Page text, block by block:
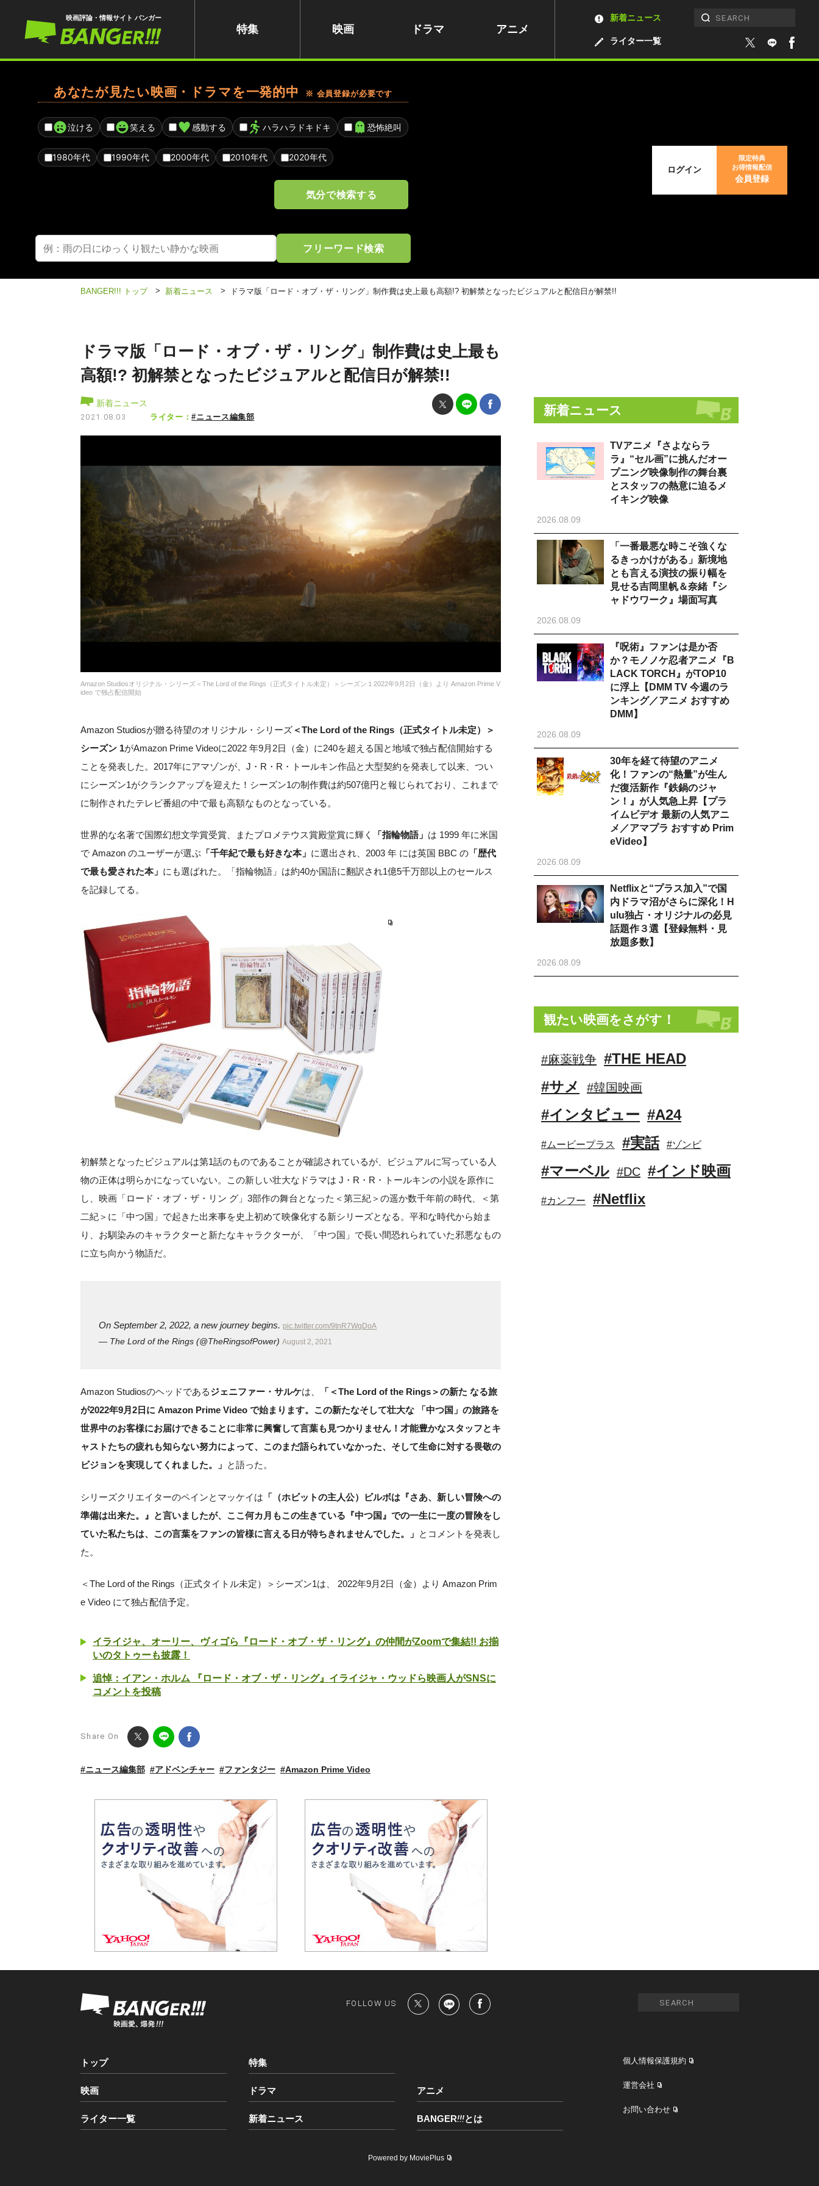
映画評論・情報サイト バンガー
特集 映画 ドラマ アニメ
ライター一覧
新着ニュース
あなたが見たい映画・ドラマを一発的中 ※ 会員登録が必要です
泣ける 笑える 感動する ハラハラドキドキ 恐怖絶叫
1980年代 1990年代 2000年代 2010年代 2020年代
気分で検索する
フリーワード検索
ログイン
限定特典
お得情報配信
会員登録
BANGER!!! トップ > 新着ニュース > ドラマ版「ロード・オブ・ザ・リング」制作費は史上最も高額!? 初解禁となったビジュアルと配信日が解禁!!
ドラマ版「ロード・オブ・ザ・リング」制作費は史上最も
高額!? 初解禁となったビジュアルと配信日が解禁!!
新着ニュース
2021.08.03 ライター：#ニュース編集部
Amazon Studiosオリジナル・シリーズ＜The Lord of the Rings（正式タイトル未定）＞シーズン１2022年9月2日（金）より Amazon Prime V
ideo で独占配信開始
Amazon Studiosが贈る待望のオリジナル・シリーズ＜The Lord of the Rings（正式タイトル未定）＞
シーズン 1がAmazon Prime Videoに2022 年9月2日（金）に240を超える国と地域で独占配信開始する
ことを発表した。2017年にアマゾンが、J・R・R・トールキン作品と大型契約を発表して以来、つい
にシーズン1がクランクアップを迎えた！シーズン1の制作費は約507億円と報じられており、これまで
に制作されたテレビ番組の中で最も高額なものとなっている。
世界的な名著で国際幻想文学賞受賞、またプロメテウス賞殿堂賞に輝く 「指輪物語」 は 1999 年に米国
で Amazon のユーザーが選ぶ 「千年紀で最も好きな本」 に選出され、2003 年 には英国 BBC の 「歴代
で最も愛された本」 にも選ばれた。「指輪物語」は約40か国語に翻訳され1億5千万部以上のセールス
を記録してる。
初解禁となったビジュアルは第1話のものであることが確認されているが、ビジュアルに写っている人
物の正体は明らかになっていない。この新しい壮大なドラマは J・R・R・トールキンの小説を原作に
し、映画「ロード・オブ・ザ・リン グ」3部作の舞台となった＜第三紀＞の遥か数千年前の時代、＜第
二紀＞に「中つ国」で起きた出来事を史上初めて映像化する新シリーズとなる。平和な時代から始ま
り、お馴染みのキャラクターと新たなキャラクターが、「中つ国」で長い間恐れられていた邪悪なもの
に立ち向かう物語だ。
On September 2, 2022, a new journey begins. pic.twitter.com/9tnR7WqDoA
— The Lord of the Rings (@TheRingsofPower) August 2, 2021
Amazon Studiosのヘッドであるジェニファー・サルケは、
「＜The Lord of the Rings＞の新た なる旅
が2022年9月2日に Amazon Prime Video で始まります。この新たなそして壮大な 「中つ国」の旅路を
世界中のお客様にお届けできることに非常に興奮して言葉も見つかりません！才能豊かなスタッフとキ
ャストたちの疲れも知らない努力によって、このまだ語られていなかった、そして生命に対する畏敬の
ビジョンを実現してくれました。」 と語った。
シリーズクリエイターのペインとマッケイは 「（ホビットの主人公）ビルボは『さあ、新しい冒険への
準備は出来た。』と言いましたが、ここ何カ月もこの生きている『中つ国』での一生に一度の冒険をし
ていた私たちは、この言葉をファンの皆様に言える日が待ちきれませんでした。」 とコメントを発表し
た。
＜The Lord of the Rings（正式タイトル未定）＞シーズン1は、 2022年9月2日（金）より Amazon Prim
e Video にて独占配信予定。
イライジャ、オーリー、ヴィゴら『ロード・オブ・ザ・リング』の仲間がZoomで集結!! お揃
いのタトゥーも披露！
追悼：イアン・ホルム 『ロード・オブ・ザ・リング』イライジャ・ウッドら映画人がSNSに
コメントを投稿
Share On
#ニュース編集部 #アドベンチャー #ファンタジー #Amazon Prime Video
新着ニュース
TVアニメ『さよならラ
ラ』“セル画”に挑んだオー
プニング映像制作の舞台裏
とスタッフの熱意に迫るメ
イキング映像
2026.08.09
「一番最悪な時こそ強くな
るきっかけがある」新境地
とも言える演技の振り幅を
見せる吉岡里帆＆奈緒『シ
ャドウワーク』場面写真
2026.08.09
『呪術』ファンは是か否
か？モノノケ忍者アニメ『B
LACK TORCH』がTOP10
に浮上【DMM TV 今週のラ
ンキング／アニメ おすすめ
DMM】
2026.08.09
30年を経て待望のアニメ
化！ファンの“熱量”が生ん
だ復活新作『鉄鍋のジャ
ン！』が人気急上昇【プラ
イムビデオ 最新の人気アニ
メ／アマプラ おすすめ Prim
eVideo】
2026.08.09
Netflixと“プラス加入”で国
内ドラマ沼がさらに深化！H
ulu独占・オリジナルの必見
話題作３選【登録無料・見
放題多数】
2026.08.09
観たい映画をさがす！
#麻薬戦争 #THE HEAD
#サメ
#韓国映画
#インタビュー #A24
#ムービープラス #実話 #ゾンビ
#マーベル #DC #インド映画
#カンフー #Netflix
FOLLOW US
トップ 特集
映画 ドラマ アニメ
ライター一覧 新着ニュース BANGER!!!とは
個人情報保護規約
運営会社
お問い合わせ
Powered by MoviePlus